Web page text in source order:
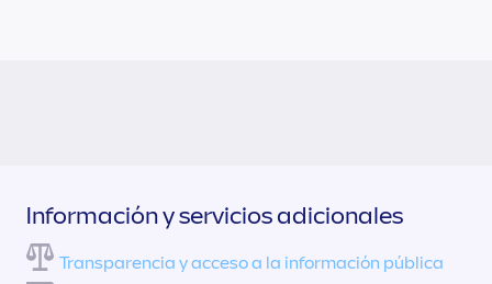
Información y servicios adicionales
Transparencia y acceso a la información pública